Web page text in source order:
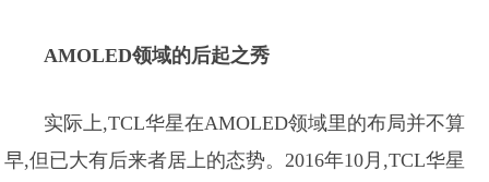
AMOLED领域的后起之秀
实际上,TCL华星在AMOLED领域里的布局并不算
早,但已大有后来者居上的态势。2016年10月,TCL华星